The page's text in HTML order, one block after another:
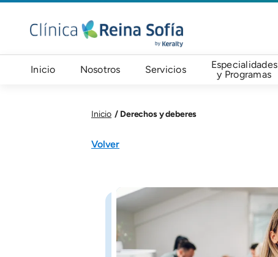
Pasar al contenido principal
Navegación principal
Inicio Nosotros Servicios
Especialidades
y Programas
Inicio Derechos y deberes
Volver
Imagen